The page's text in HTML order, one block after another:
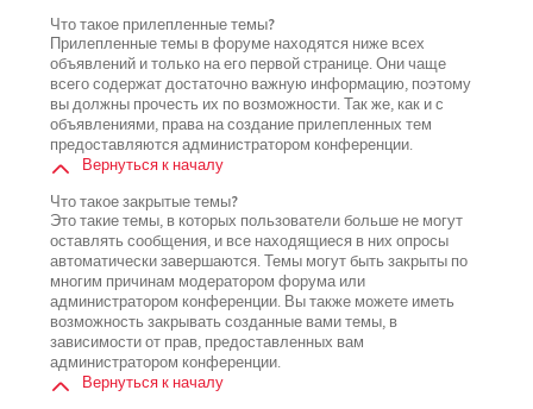
Что такое прилепленные темы?
Прилепленные темы в форуме находятся ниже всех
объявлений и только на его первой странице. Они чаще
всего содержат достаточно важную информацию, поэтому
вы должны прочесть их по возможности. Так же, как и с
объявлениями, права на создание прилепленных тем
предоставляются администратором конференции.
Вернуться к началу
Что такое закрытые темы?
Это такие темы, в которых пользователи больше не могут
оставлять сообщения, и все находящиеся в них опросы
автоматически завершаются. Темы могут быть закрыты по
многим причинам модератором форума или
администратором конференции. Вы также можете иметь
возможность закрывать созданные вами темы, в
зависимости от прав, предоставленных вам
администратором конференции.
Вернуться к началу